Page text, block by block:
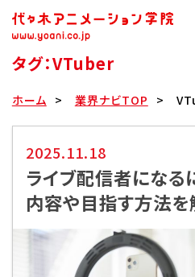
パンフレット取り寄せ
全日・夜間・通信
大学部
タグ：VTuber
ホーム 業界ナビTOP
2025.11.18
ライブ配信者になる
内容や目指す方法を